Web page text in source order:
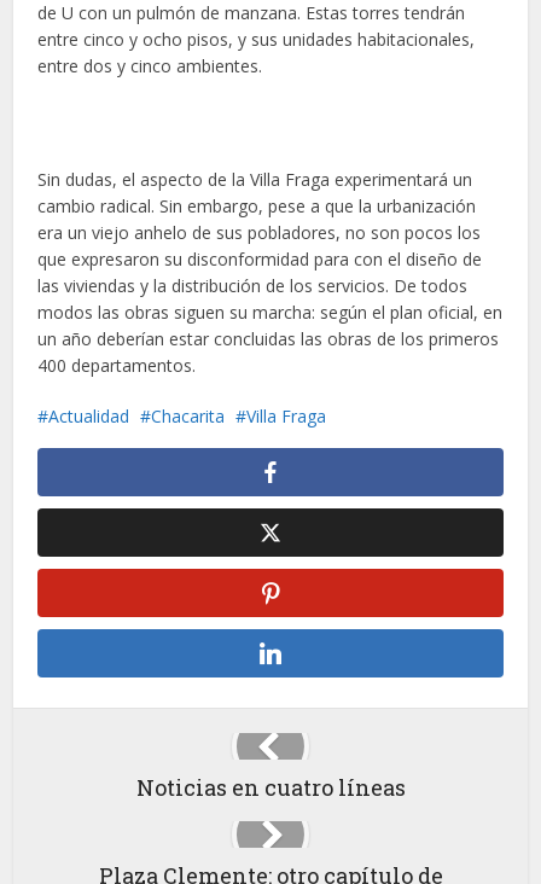
de U con un pulmón de manzana. Estas torres tendrán
entre cinco y ocho pisos, y sus unidades habitacionales,
entre dos y cinco ambientes.
Sin dudas, el aspecto de la Villa Fraga experimentará un
cambio radical. Sin embargo, pese a que la urbanización
era un viejo anhelo de sus pobladores, no son pocos los
que expresaron su disconformidad para con el diseño de
las viviendas y la distribución de los servicios. De todos
modos las obras siguen su marcha: según el plan oficial, en
un año deberían estar concluidas las obras de los primeros
400 departamentos.
Actualidad Chacarita Villa Fraga
Noticias en cuatro líneas
Plaza Clemente: otro capítulo de